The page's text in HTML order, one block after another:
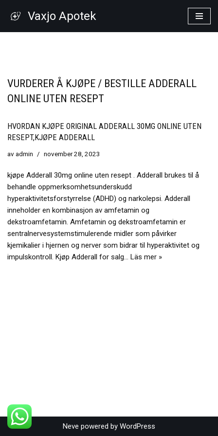
Vaxjo Apotek
VURDERER Å KJØPE / BESTILLE ADDERALL
ONLINE UTEN RESEPT
HVORDAN KJØPE ORIGINAL ADDERALL 30MG ONLINE UTEN
RESEPT,KJØPE ADDERALL
avadmin november 28, 2023
kjøpe Adderall 30mg online uten resept . Adderall brukes til å
behandle oppmerksomhetsunderskudd
hyperaktivitetsforstyrrelse (ADHD) og narkolepsi. Adderall
inneholder en kombinasjon av amfetamin og
dekstroamfetamin. Amfetamin og dekstroamfetamin er
sentralnervesystemstimulerende midler som påvirker
kjemikalier i hjernen og nerver som bidrar til hyperaktivitet og
impulskontroll. Kjøp Adderall for salg… Läs mer »
Neve powered by WordPress